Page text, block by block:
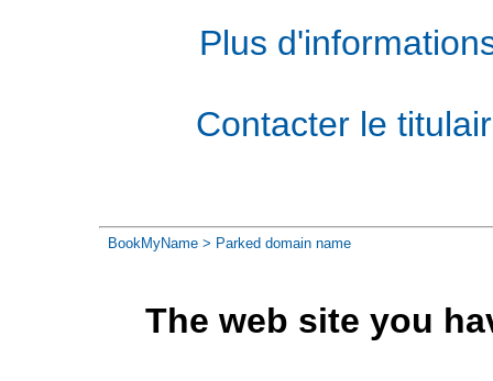
Plus
Contacter le
BookMyName > Parked domain name
The web site you